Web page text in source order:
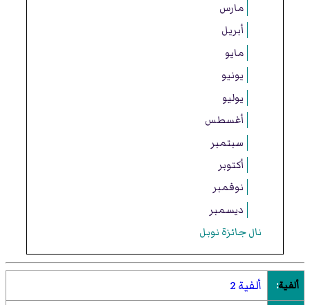
مارس
أبريل
مايو
يونيو
يوليو
أغسطس
سبتمبر
أكتوبر
نوفمبر
ديسمبر
نال جائزة نوبل
ألفية: ألفية 2